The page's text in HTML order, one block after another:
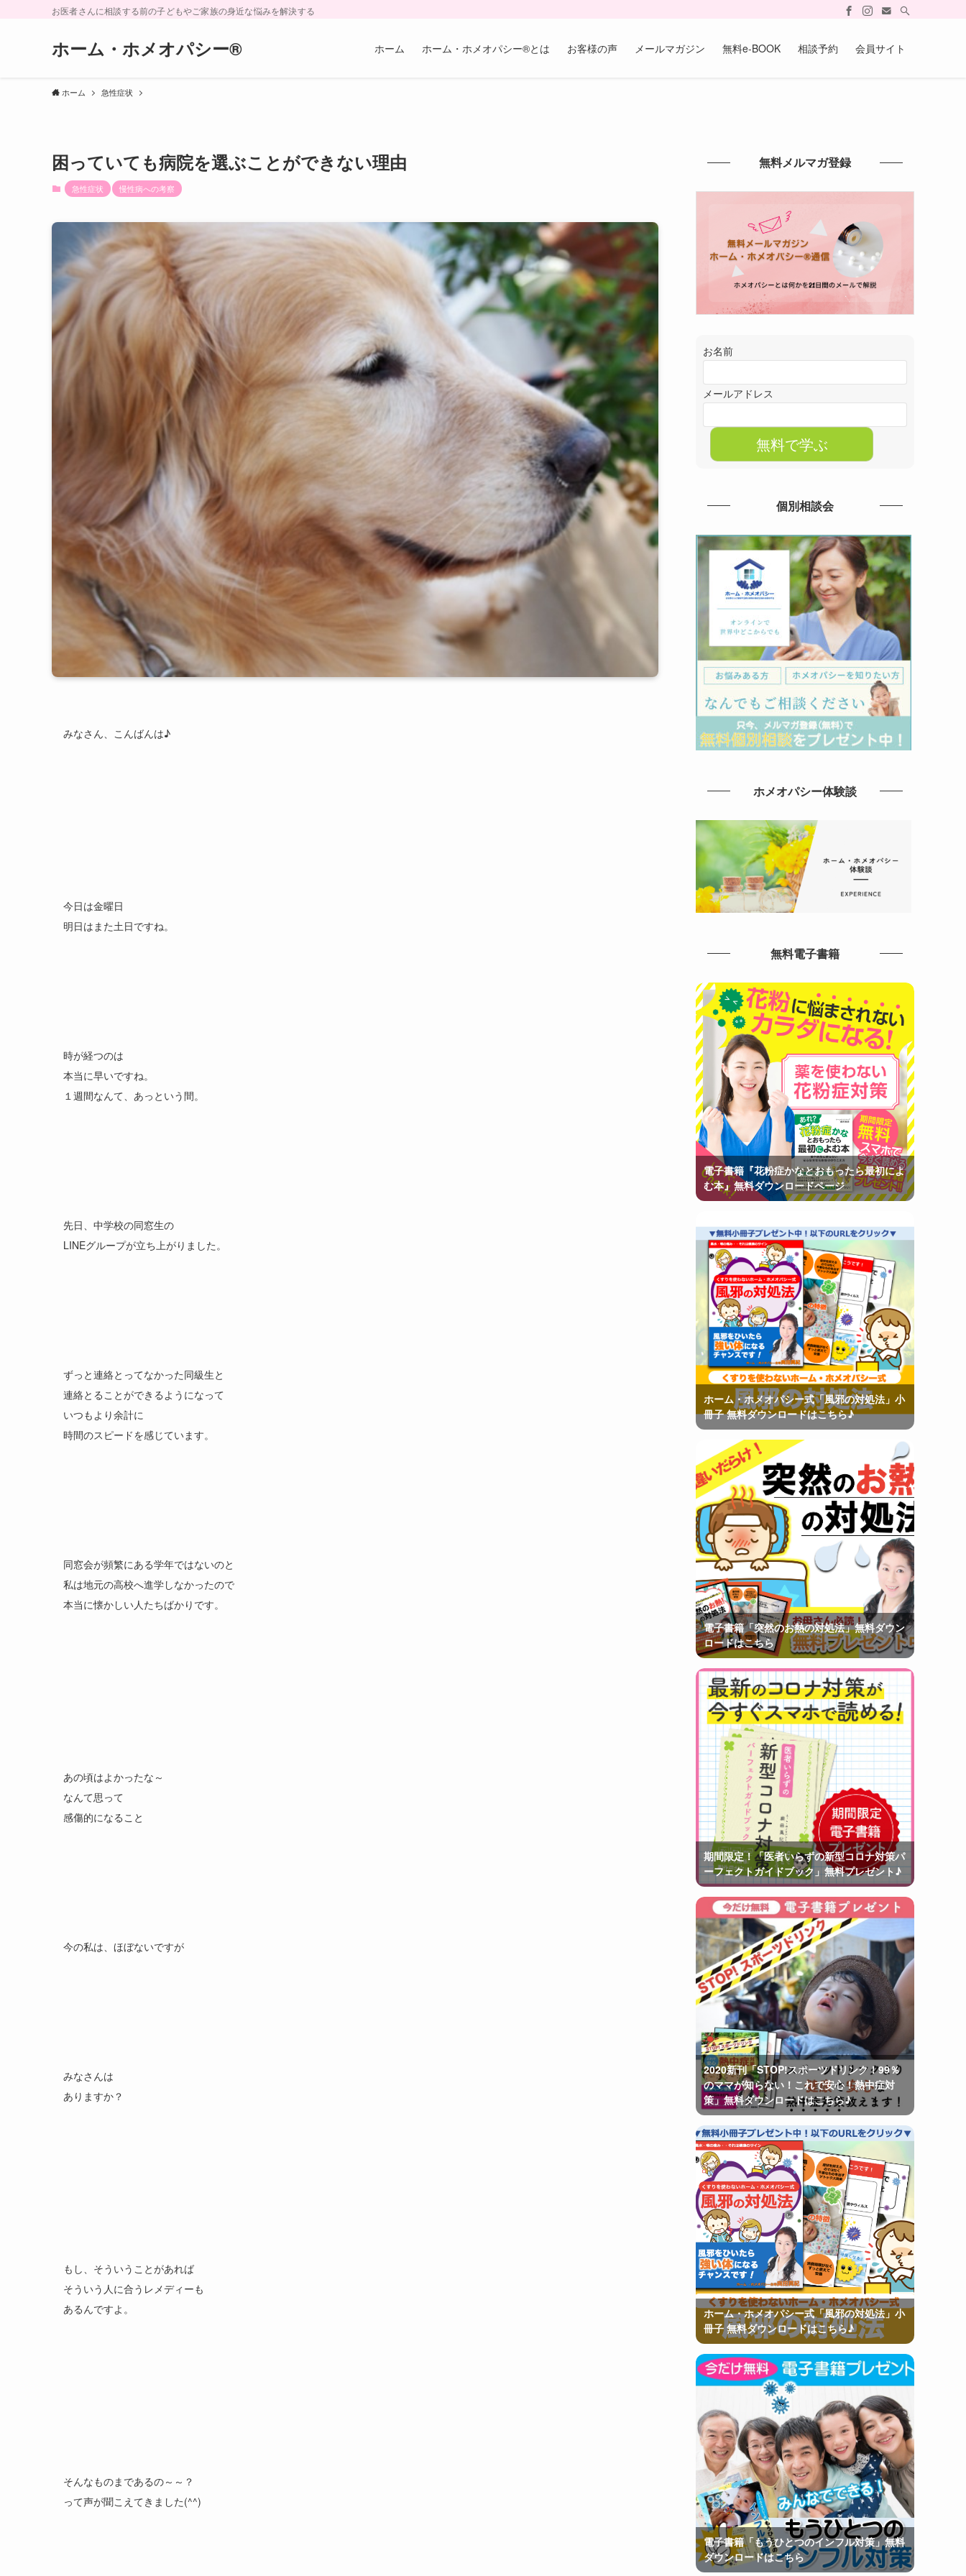
お医者さんに相談する前の子どもやご家族の身近な悩みを解決する
ホーム・ホメオパシー®︎ ホーム ホーム・ホメオパシー®︎とは お客様の声 メールマガジン 無料e-BOOK 相談予約 会員サイト
ホーム 急性症状
困っていても病院を選ぶことができない理由
急性症状 慢性病への考察
みなさん、こんばんは♪
今日は金曜日
明日はまた土日ですね。
時が経つのは
本当に早いですね。
１週間なんて、あっという間。
先日、中学校の同窓生の
LINEグループが立ち上がりました。
ずっと連絡とってなかった同級生と
連絡とることができるようになって
いつもより余計に
時間のスピードを感じています。
同窓会が頻繁にある学年ではないのと
私は地元の高校へ進学しなかったので
本当に懐かしい人たちばかりです。
あの頃はよかったな～
なんて思って
感傷的になること
今の私は、ほぼないですが
みなさんは
ありますか？
もし、そういうことがあれば
そういう人に合うレメディーも
あるんですよ。
そんなものまであるの～～？
って声が聞こえてきました(^^)
無料メルマガ登録
お名前
メールアドレス
個別相談会
ホメオパシー体験談
無料電子書籍
電子書籍『花粉症かなとおもったら最初によ
む本』無料ダウンロードページ
ホーム・ホメオパシー式「風邪の対処法」小
冊子 無料ダウンロードはこちら♪
電子書籍「突然のお熱の対処法」無料ダウン
ロードはこちら
期間限定！「医者いらずの新型コロナ対策パ
ーフェクトガイドブック」無料プレゼント♪
2020新刊「STOP!スポーツドリンク！99％
のママが知らない！これで安心！熱中症対
策」無料ダウンロードはこちら♪
ホーム・ホメオパシー式「風邪の対処法」小
冊子 無料ダウンロードはこちら♪
電子書籍「もうひとつのインフル対策」無料
ダウンロードはこちら